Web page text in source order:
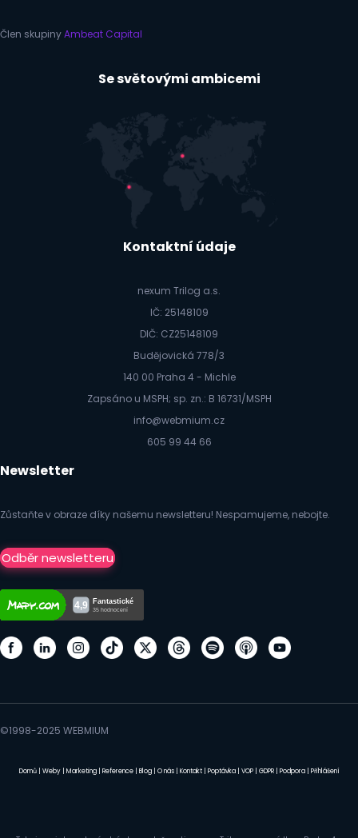
Člen skupinyAmbeat Capital
Se světovými ambicemi
Kontaktní údaje
nexum Trilog a.s.
IČ: 25148109
DIČ: CZ25148109
Budějovická 778/3
140 00 Praha 4 - Michle
Zapsáno u MSPH; sp. zn.: B 16731/MSPH
info@webmium.cz
605 99 44 66
Newsletter
Zůstaňte v obraze díky našemu newsletteru! Nespamujeme, nebojte.
Odběr newsletteru
©1998-2025 WEBMIUM
Domů Weby Marketing Reference Blog O nás Kontakt Poptávka VOP GDPR Podpora Přihlášení